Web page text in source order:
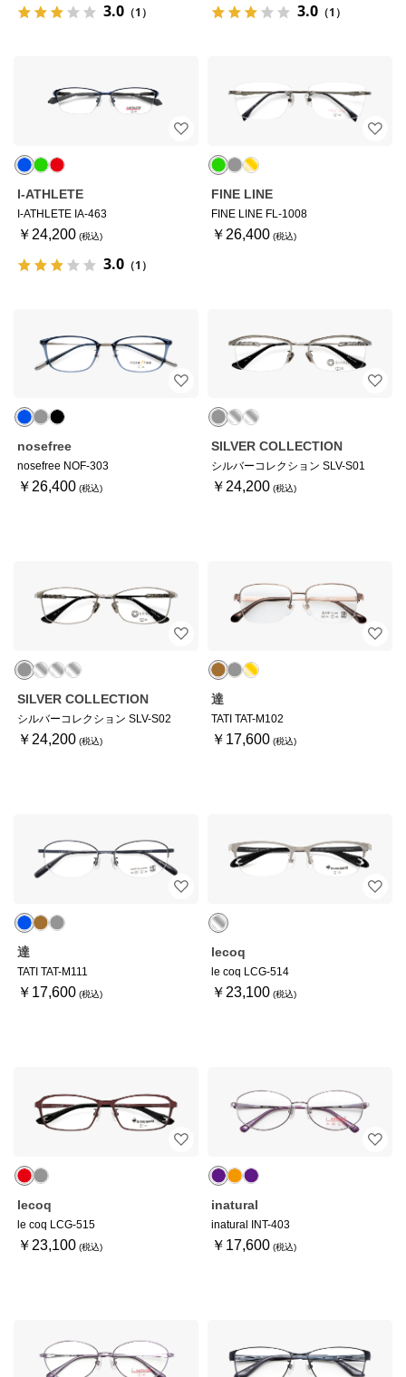
3.0 （1） 3.0 （1）
I-ATHLETE
I-ATHLETE IA-463
￥24,200
3.0 （1）
FINE LINE
FINE LINE FL-1008
￥26,400
nosefree
nosefree NOF-303
￥26,400
SILVER COLLECTION
シルバーコレクション SLV-S01
￥24,200
SILVER COLLECTION
シルバーコレクション SLV-S02
￥24,200
達
TATI TAT-M102
￥17,600
達
TATI TAT-M111
￥17,600
lecoq
le coq LCG-514
￥23,100
lecoq
le coq LCG-515
￥23,100
inatural
inatural INT-403
￥17,600